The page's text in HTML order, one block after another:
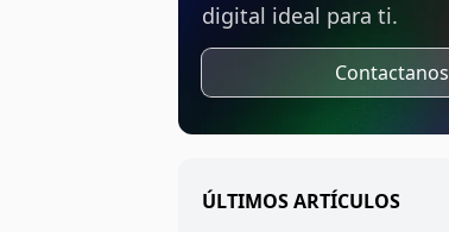
digital ideal para ti.
Contactanos
ÚLTIMOS ARTÍCULOS